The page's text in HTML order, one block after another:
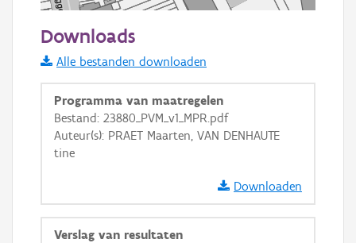
Informatie Vlaanderen
i
+ −
Downloads
Alle bestanden downloaden
Programma van maatregelen
Bestand: 23880_PVM_v1_MPR.pdf
Auteur(s): PRAET Maarten, VAN DENHAUTE
tine
Downloaden
Verslag van resultaten